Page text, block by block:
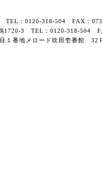
TEL：0120-318-504 FAX：
1720-3 TEL：0120-318-504
１番地メロード吹田壱番館